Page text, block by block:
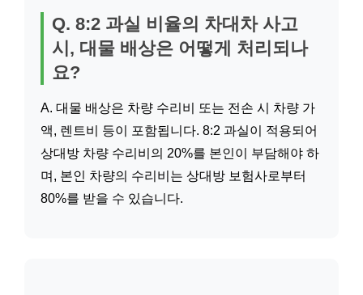
Q. 8:2 과실 비율의 차대차 사고
시, 대물 배상은 어떻게 처리되나
요?
A. 대물 배상은 차량 수리비 또는 전손 시 차량 가
액, 렌트비 등이 포함됩니다. 8:2 과실이 적용되어
상대방 차량 수리비의 20%를 본인이 부담해야 하
며, 본인 차량의 수리비는 상대방 보험사로부터
80%를 받을 수 있습니다.